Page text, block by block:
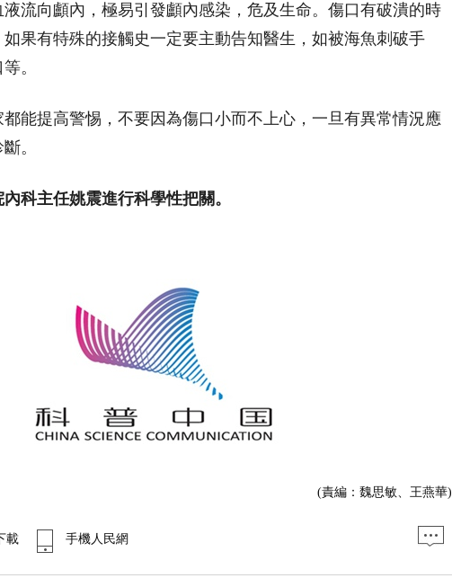
流向顱內，極易引發顱內感染，危及生命。傷口有破潰的時
果有特殊的接觸史一定要主動告知醫生，如被海魚刺破手
。
能提高警惕，不要因為傷口小而不上心，一旦有異常情況應
。
科主任姚震進行科學性把關。
(責編：魏思敏、王燕華)
載 手機人民網